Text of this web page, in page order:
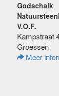
Godschalk
V.O.F.
Kampstraat
Groessen
Meer